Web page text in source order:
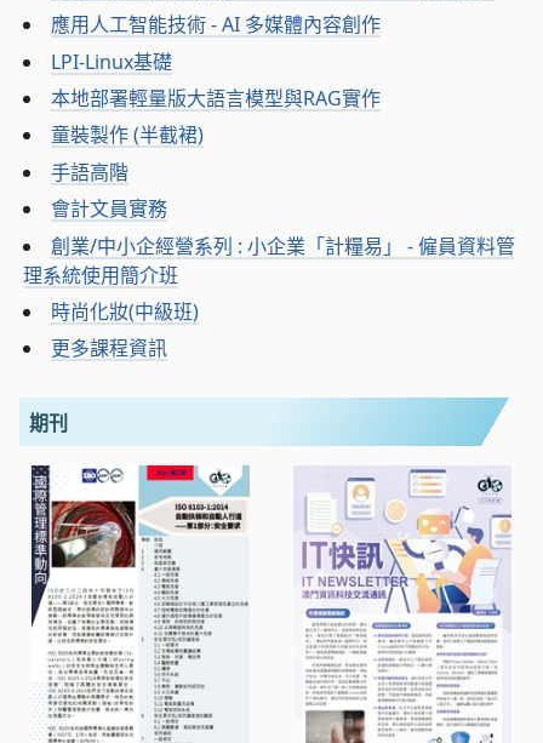
應用人工智能技術 - AI 多媒體內容創作
LPI-Linux基礎
本地部署輕量版大語言模型與RAG實作
童裝製作 (半截裙)
手語高階
會計文員實務
創業/中小企經營系列 : 小企業「計糧易」 - 僱員資料管
理系統使用簡介班
時尚化妝(中級班)
更多課程資訊
期刊